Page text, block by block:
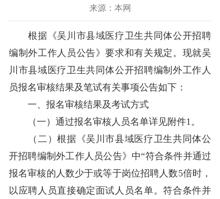
来源：本网
根据《吴川市县域医疗卫生共同体公开招聘
编制外工作人员公告》要求和有关规定。现就吴
川市县域医疗卫生共同体公开招聘编制外工作人
员报名审核结果及笔试有关事项公告如下：
一、报名审核结果及考试方式
（一）通过报名审核人员名单详见附件1。
（二）根据《吴川市县域医疗卫生共同体公
开招聘编制外工作人员公告》中“符合条件并通过
报名审核的人数少于或等于岗位招聘人数5倍时，
以应聘人员直接确定面试人员名单。符合条件并